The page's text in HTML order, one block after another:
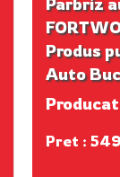
Produs
Auto
Pret :